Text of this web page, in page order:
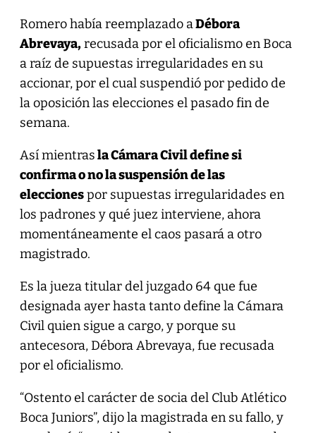
Romero había reemplazado aDébora
Abrevaya,recusada por el oficialismo en Boca
a raíz de supuestas irregularidades en su
accionar, por el cual suspendió por pedido de
la oposición las elecciones el pasado fin de
semana.
Así mientrasla Cámara Civil define si
confirma o no la suspensión de las
eleccionespor supuestas irregularidades en
los padrones y qué juez interviene, ahora
momentáneamente el caos pasará a otro
magistrado.
Es la jueza titular del juzgado 64 que fue
designada ayer hasta tanto define la Cámara
Civil quien sigue a cargo, y porque su
antecesora, Débora Abrevaya, fue recusada
por el oficialismo.
“Ostento el carácter de socia del Club Atlético
Boca Juniors”, dijo la magistrada en su fallo, y